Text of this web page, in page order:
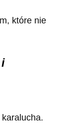
które nie